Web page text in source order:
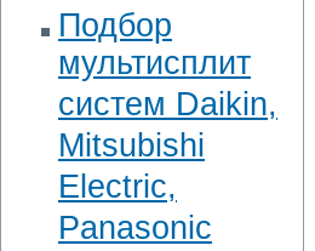
Подбор
мультисплит
систем Daikin,
Mitsubishi
Electric,
Panasonic